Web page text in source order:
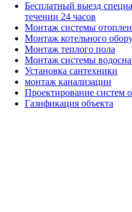
Бесплатный выезд
течении 24 часов
Монтаж системы
Монтаж котельного
Монтаж теплого пола
Монтаж системы
Установка сантехники
монтаж канализации
Проектирование систем
Газификация объекта